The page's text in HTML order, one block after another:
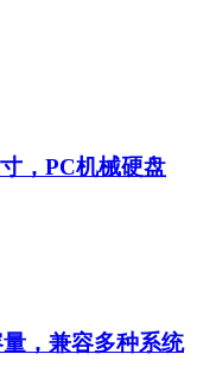
，PC机械硬盘
，兼容多种系统